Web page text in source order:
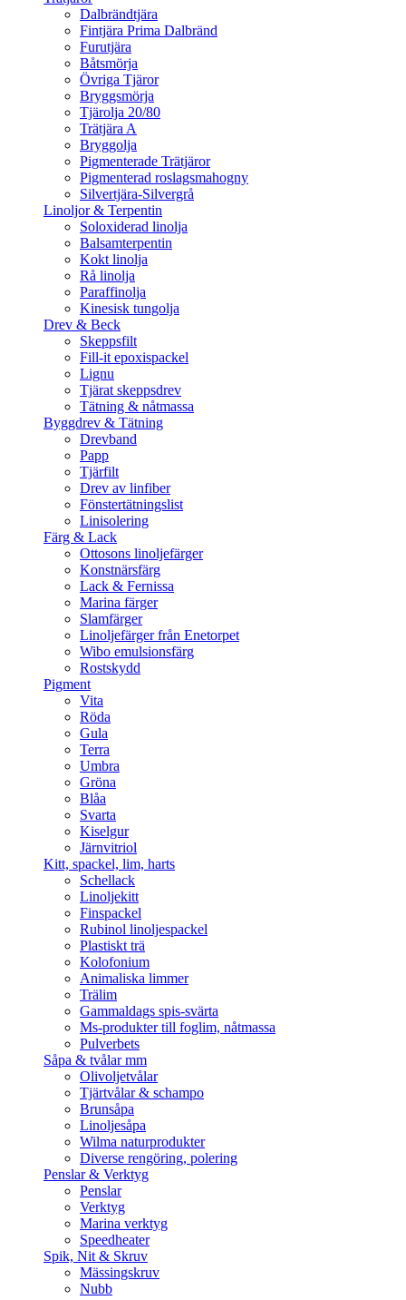
Dalbrändtjära
Fintjära Prima Dalbränd
Furutjära
Båtsmörja
Övriga Tjäror
Bryggsmörja
Tjärolja 20/80
Trätjära A
Bryggolja
Pigmenterade Trätjäror
Pigmenterad roslagsmahogny
Silvertjära-Silvergrå
Linoljor & Terpentin
Soloxiderad linolja
Balsamterpentin
Kokt linolja
Rå linolja
Paraffinolja
Kinesisk tungolja
Drev & Beck
Skeppsfilt
Fill-it epoxispackel
Lignu
Tjärat skeppsdrev
Tätning & nåtmassa
Byggdrev & Tätning
Drevband
Papp
Tjärfilt
Drev av linfiber
Fönstertätningslist
Linisolering
Färg & Lack
Ottosons linoljefärger
Konstnärsfärg
Lack & Fernissa
Marina färger
Slamfärger
Linoljefärger från Enetorpet
Wibo emulsionsfärg
Rostskydd
Pigment
Vita
Röda
Gula
Terra
Umbra
Gröna
Blåa
Svarta
Kiselgur
Järnvitriol
Kitt, spackel, lim, harts
Schellack
Linoljekitt
Finspackel
Rubinol linoljespackel
Plastiskt trä
Kolofonium
Animaliska limmer
Trälim
Gammaldags spis-svärta
Ms-produkter till foglim, nåtmassa
Pulverbets
Såpa & tvålar mm
Olivoljetvålar
Tjärtvålar & schampo
Brunsåpa
Linoljesåpa
Wilma naturprodukter
Diverse rengöring, polering
Penslar & Verktyg
Penslar
Verktyg
Marina verktyg
Speedheater
Spik, Nit & Skruv
Mässingskruv
Nubb